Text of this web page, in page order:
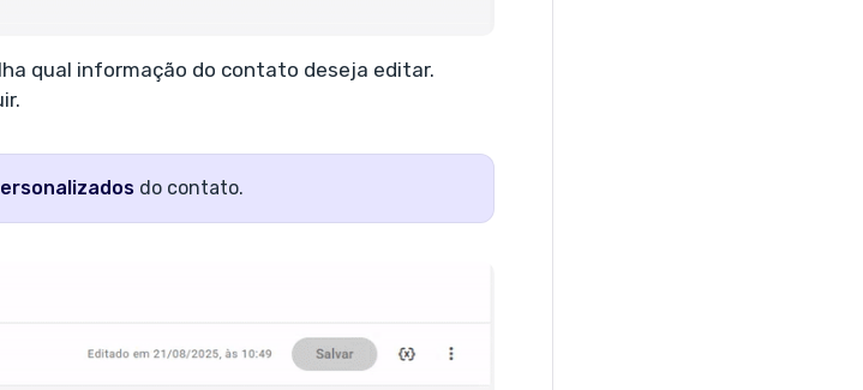
qual informação do contato deseja editar.
do contato.